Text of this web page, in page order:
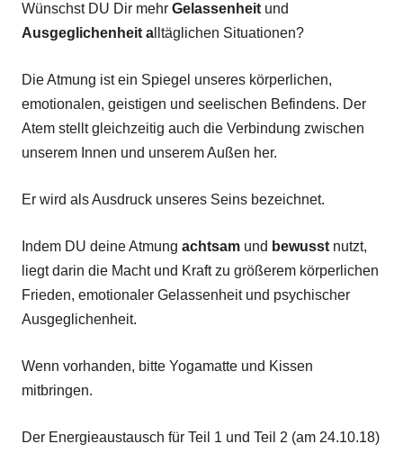
Wünschst DU Dir mehr Gelassenheitund
Ausgeglichenheit a lltäglichen Situationen?
Die Atmung ist ein Spiegel unseres körperlichen,
emotionalen, geistigen und seelischen Befindens. Der
Atem stellt gleichzeitig auch die Verbindung zwischen
unserem Innen und unserem Außen her.
Er wird als Ausdruck unseres Seins bezeichnet.
Indem DU deine Atmung achtsam und bewusstnutzt,
liegt darin die Macht und Kraft zu größerem körperlichen
Frieden, emotionaler Gelassenheit und psychischer
Ausgeglichenheit.
Wenn vorhanden, bitte Yogamatte und Kissen
mitbringen.
Der Energieaustausch für Teil 1 und Teil 2 (am 24.10.18)